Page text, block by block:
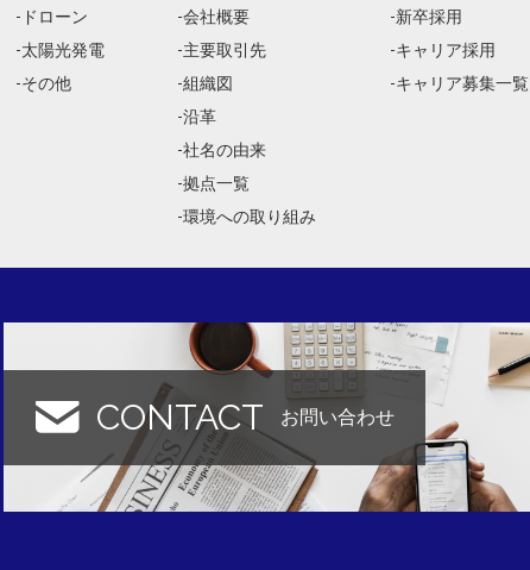
ドローン
太陽光発電
その他
会社概要
主要取引先
組織図
沿革
社名の由来
拠点一覧
環境への取り組み
新卒採用
キャリア採用
キャリア募集一覧
CONTACT お問い合わせ